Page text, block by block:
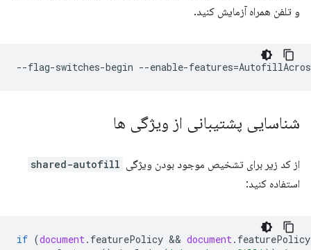
و تلفن همراه آزمایش کنید.
--flag-switches-begin --enable-features=
شناسایی پشتیبانی از ویژگی ها
از کد زیر برای تشخیص موجود بودن ویژگی shared-autofill
استفاده کنید:
if (document . featurePolicy && document . featurePolicy